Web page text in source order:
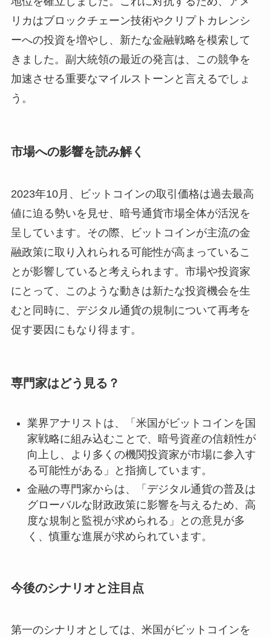
リカはブロックチェーン技術やクリプトカレンシ
ーへの投資を増やし、新たな金融戦略を模索して
きました。副大統領の最近の発言は、この競争を
加速させる重要なマイルストーンと言えるでしょ
う。
市場への影響を読み解く
2023年10月、ビットコインの取引価格は過去最高
値に迫る勢いを見せ、暗号通貨市場全体が活況を
呈しています。その際、ビットコインが主流の金
融政策に取り入れられる可能性が高まっているこ
とが影響していると考えられます。市場や投資家
にとって、このような動きは新たな投資機会を生
むと同時に、デジタル通貨の規制について再考を
促す要因にもなり得ます。
専門家はどう見る？
業界アナリストは、「米国がビットコインを国
家戦略に組み込むことで、暗号資産の信頼性が
向上し、より多くの機関投資家が市場に参入す
る可能性がある」と指摘しています。
金融の専門家からは、「デジタル通貨の普及は
グローバルな財政政策に影響を与えるため、高
度な規制と監視が求められる」との意見が多
く、慎重な進展が求められています。
今後のシナリオと注目点
第一のシナリオとしては、米国がビットコインを